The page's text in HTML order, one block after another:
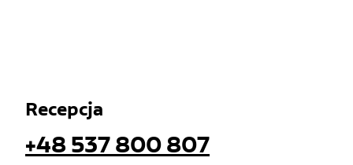
Recepcja
+48 537 800 807